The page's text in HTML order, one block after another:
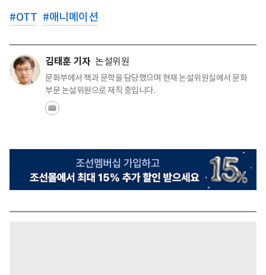
#OTT #애니메이션
김태훈 기자 논설위원
문화부에서 책과 문학을 담당했으며 현재 논설위원실에서 문화
부문 논설위원으로 재직 중입니다.